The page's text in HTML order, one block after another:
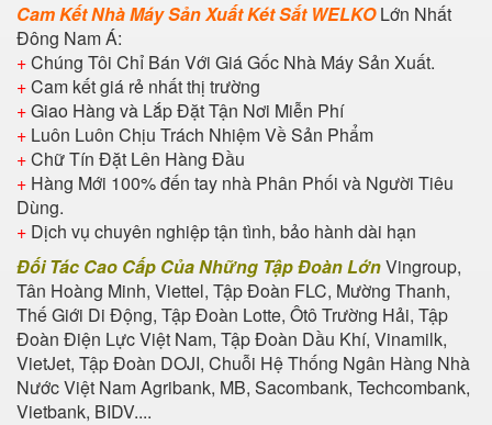
Cam Kết Nhà Máy Sản Xuất Két Sắt WELKOLớn Nhất
Đông Nam Á:
+Chúng Tôi Chỉ Bán Với Giá Gốc Nhà Máy Sản Xuất.
+Cam kết giá rẻ nhất thị trường
+Giao Hàng và Lắp Đặt Tận Nơi Miễn Phí
+ Luôn Luôn Chịu Trách Nhiệm Về Sản Phẩm
+Chữ Tín Đặt Lên Hàng Đầu
+ Hàng Mới 100% đến tay nhà Phân Phối và Người Tiêu
Dùng.
+ Dịch vụ chuyên nghiệp tận tình, bảo hành dài hạn
Đối Tác Cao Cấp Của Những Tập Đoàn LớnVingroup,
Tân Hoàng Minh, Viettel, Tập Đoàn FLC, Mường Thanh,
Thế Giới Di Động, Tập Đoàn Lotte, Ôtô Trường Hải, Tập
Đoàn Điện Lực Việt Nam, Tập Đoàn Dầu Khí, Vinamilk,
VietJet, Tập Đoàn DOJI, Chuỗi Hệ Thống Ngân Hàng Nhà
Nước Việt Nam Agribank, MB, Sacombank, Techcombank,
Vietbank, BIDV....